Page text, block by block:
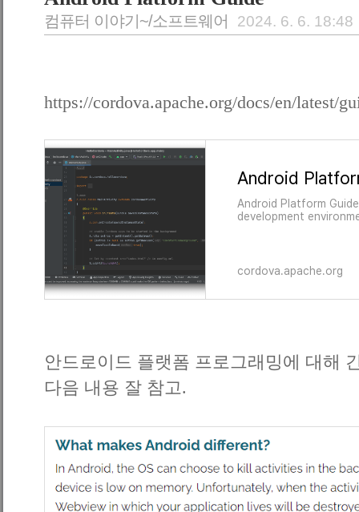
컴퓨터 이야기~/소프트웨어 2024. 6. 6. 18:48
https://cordova.apache.org/docs/en/latest/
Android
Android Platform
development
cordova.apache.org
안드로이드 플랫폼 프로그래밍에 대해
다음 내용 잘 참고.